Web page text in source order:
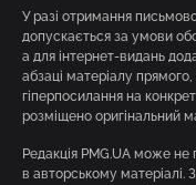
У разі отримання
допускається за умови
а для інтернет-видань
абзаці матеріалу
гіперпосилання на
розміщено оригінальний
Редакція PMG.UA може не
в авторському матеріалі.